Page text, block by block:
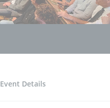
Event Details